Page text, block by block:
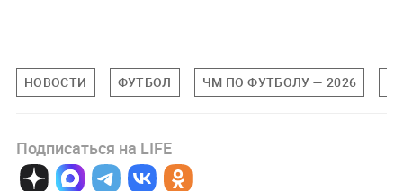
НОВОСТИ ФУТБОЛ ЧМ ПО ФУТБОЛУ — 2026
Подписаться на LIFE